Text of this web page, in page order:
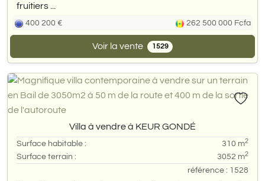
fruitiers ...
400 200 € 262 500 000 Fcfa
Voir la vente 1529
Villa à vendre à KEUR GONDÉ
Surface habitable : 310 m2
Surface terrain : 3052 m2
référence : 1528